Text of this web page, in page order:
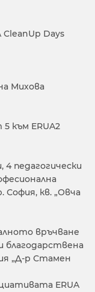
Days
Михова
към ERUA2
педагогически
София, кв. „Овча
връчване
„Д-р Стамен
ERUA